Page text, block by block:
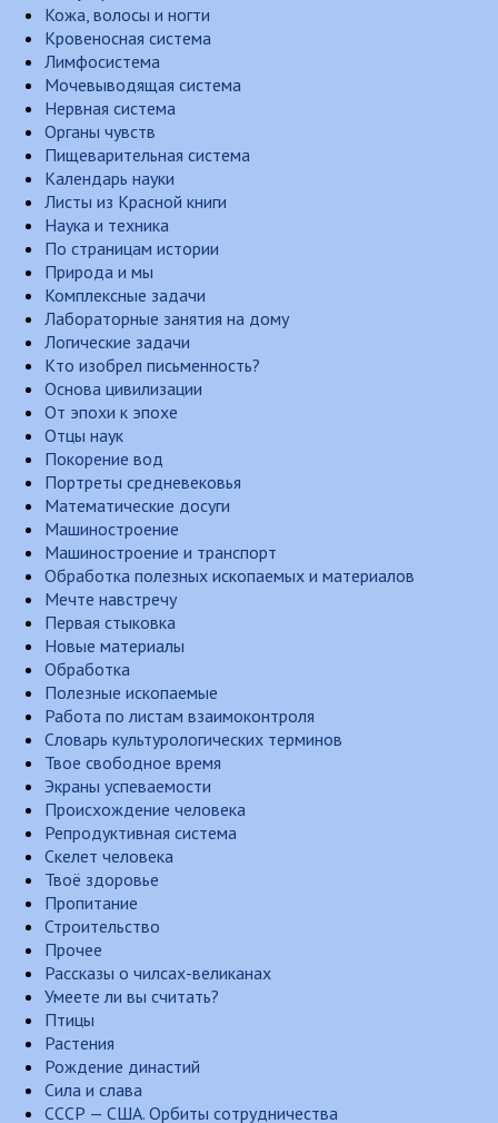
Кожа, волосы и ногти
Кровеносная система
Лимфосистема
Мочевыводящая система
Нервная система
Органы чувств
Пищеварительная система
Календарь науки
Листы из Красной книги
Наука и техника
По страницам истории
Природа и мы
Комплексные задачи
Лабораторные занятия на дому
Логические задачи
Кто изобрел письменность?
Основа цивилизации
От эпохи к эпохе
Отцы наук
Покорение вод
Портреты средневековья
Математические досуги
Машиностроение
Машиностроение и транспорт
Обработка полезных ископаемых и материалов
Мечте навстречу
Первая стыковка
Новые материалы
Обработка
Полезные ископаемые
Работа по листам взаимоконтроля
Словарь культурологических терминов
Твое свободное время
Экраны успеваемости
Происхождение человека
Репродуктивная система
Скелет человека
Твоё здоровье
Пропитание
Строительство
Прочее
Рассказы о чилсах-великанах
Умеете ли вы считать?
Птицы
Растения
Рождение династий
Сила и слава
СССР — США. Орбиты сотрудничества